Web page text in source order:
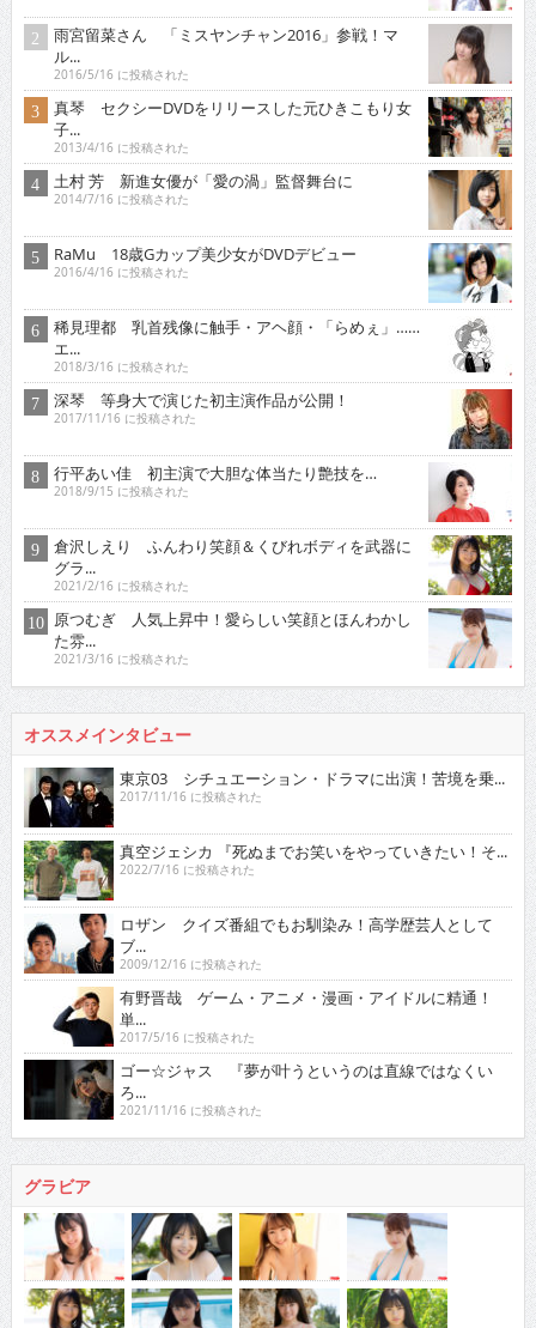
雨宮留菜さん 「ミスヤンチャン2016」参戦！マ
ル...
2016/5/16 に投稿された
真琴 セクシーDVDをリリースした元ひきこもり女
子...
2013/4/16 に投稿された
土村 芳 新進女優が「愛の渦」監督舞台に
2014/7/16 に投稿された
RaMu 18歳Gカップ美少女がDVDデビュー
2016/4/16 に投稿された
稀見理都 乳首残像に触手・アヘ顔・「らめぇ」……
エ...
2018/3/16 に投稿された
深琴 等身大で演じた初主演作品が公開！
2017/11/16 に投稿された
行平あい佳 初主演で大胆な体当たり艶技を…
2018/9/15 に投稿された
倉沢しえり ふんわり笑顔＆くびれボディを武器に
グラ...
2021/2/16 に投稿された
原つむぎ 人気上昇中！愛らしい笑顔とほんわかし
た雰...
2021/3/16 に投稿された
オススメインタビュー
東京03 シチュエーション・ドラマに出演！苦境を乗...
2017/11/16 に投稿された
真空ジェシカ 『死ぬまでお笑いをやっていきたい！そ...
2022/7/16 に投稿された
ロザン クイズ番組でもお馴染み！高学歴芸人として
ブ...
2009/12/16 に投稿された
有野晋哉 ゲーム・アニメ・漫画・アイドルに精通！
単...
2017/5/16 に投稿された
ゴー☆ジャス 『夢が叶うというのは直線ではなくい
ろ...
2021/11/16 に投稿された
グラビア